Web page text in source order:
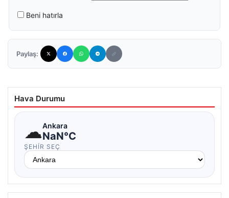
Beni hatırla
Paylaş:
Hava Durumu
☁Ankara
NaN°C
ŞEHIR SEÇ